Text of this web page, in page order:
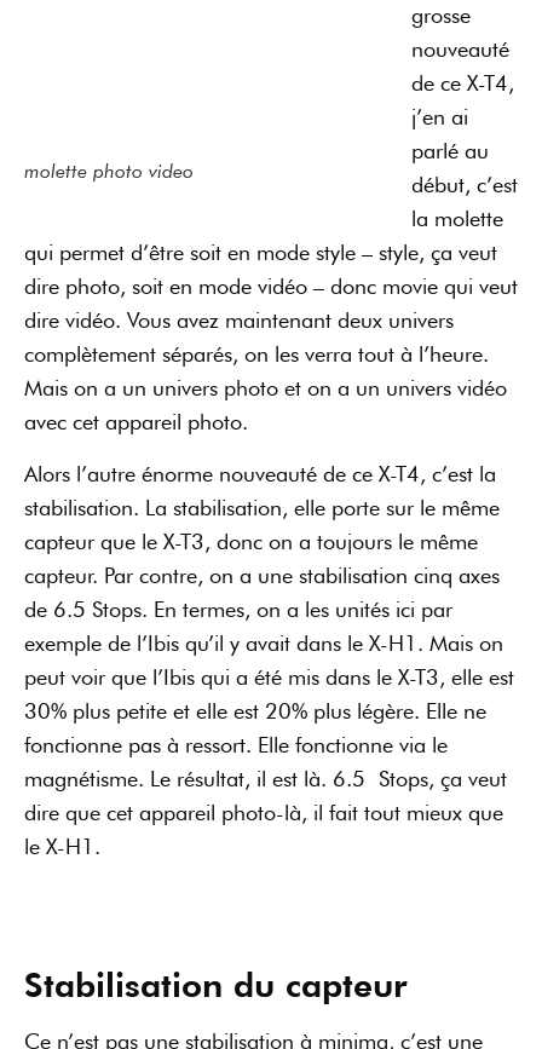
molette photo video
grosse
nouveauté
de ce X-T4,
j’en ai
parlé au
début, c’est
la molette
qui permet d’être soit en mode style – style, ça veut
dire photo, soit en mode vidéo – donc movie qui veut
dire vidéo. Vous avez maintenant deux univers
complètement séparés, on les verra tout à l’heure.
Mais on a un univers photo et on a un univers vidéo
avec cet appareil photo.
Alors l’autre énorme nouveauté de ce X-T4, c’est la
stabilisation. La stabilisation, elle porte sur le même
capteur que le X-T3, donc on a toujours le même
capteur. Par contre, on a une stabilisation cinq axes
de 6.5 Stops. En termes, on a les unités ici par
exemple de l’Ibis qu’il y avait dans le X-H1. Mais on
peut voir que l’Ibis qui a été mis dans le X-T3, elle est
30% plus petite et elle est 20% plus légère. Elle ne
fonctionne pas à ressort. Elle fonctionne via le
magnétisme. Le résultat, il est là. 6.5 Stops, ça veut
dire que cet appareil photo-là, il fait tout mieux que
le X-H1.
Stabilisation du capteur
Ce n’est pas une stabilisation à minima, c’est une